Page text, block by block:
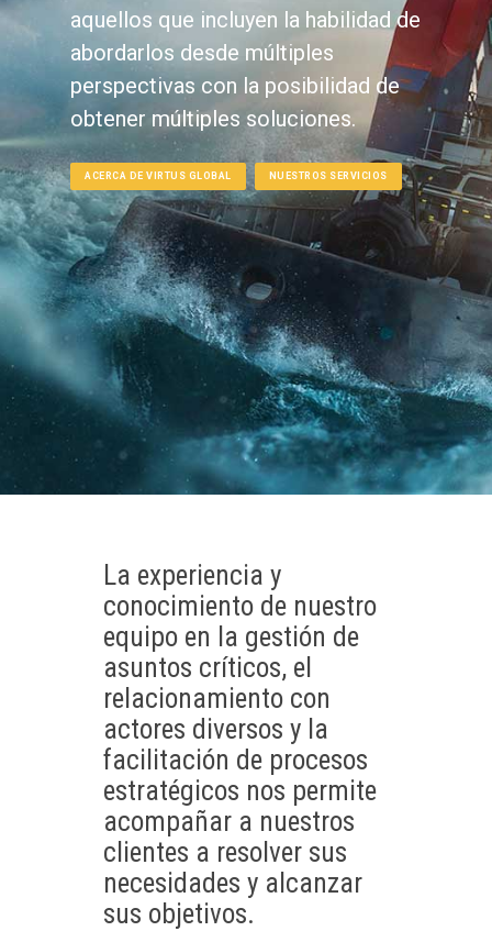
aquellos que incluyen la habilidad de
abordarlos desde múltiples
perspectivas con la posibilidad de
obtener múltiples soluciones.
ACERCA DE VIRTUS GLOBAL NUESTROS SERVICIOS
La experiencia y
conocimiento de nuestro
equipo en la gestión de
asuntos críticos, el
relacionamiento con
actores diversos y la
facilitación de procesos
estratégicos nos permite
acompañar a nuestros
clientes a resolver sus
necesidades y alcanzar
sus objetivos.